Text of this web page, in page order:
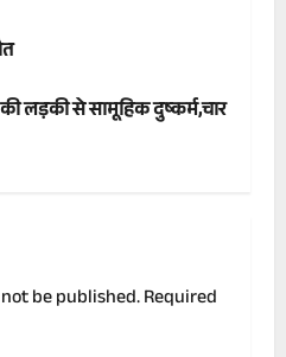
लड़की से सामूहिक दुष्कर्म,चार
be published.Required